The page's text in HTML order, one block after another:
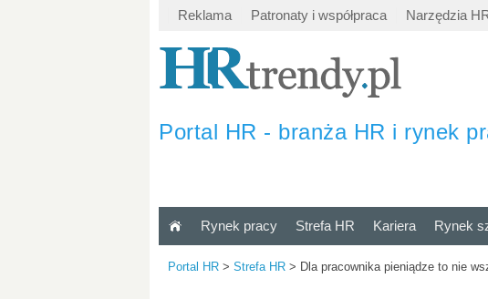
Reklama Patronaty i współpraca Narzędzia
Portal HR - branża HR i rynek
Rynek pracy Strefa HR Kariera Rynek
Portal HR > Strefa HR > Dla pracownika pieniądze to nie